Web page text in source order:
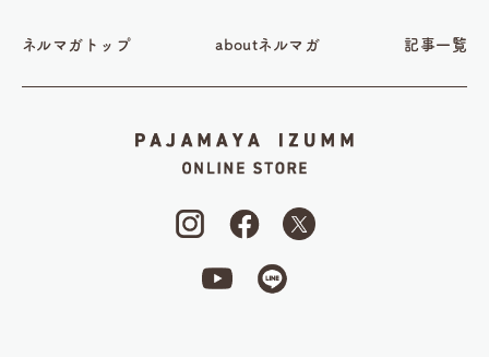
ネルマガトップ aboutネルマガ 記事一覧